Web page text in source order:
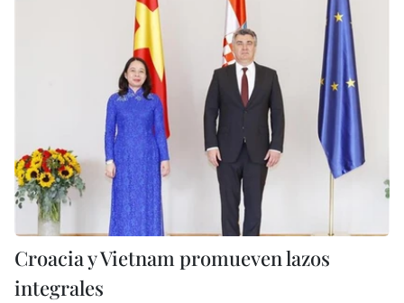
Croacia y Vietnam promueven lazos
integrales